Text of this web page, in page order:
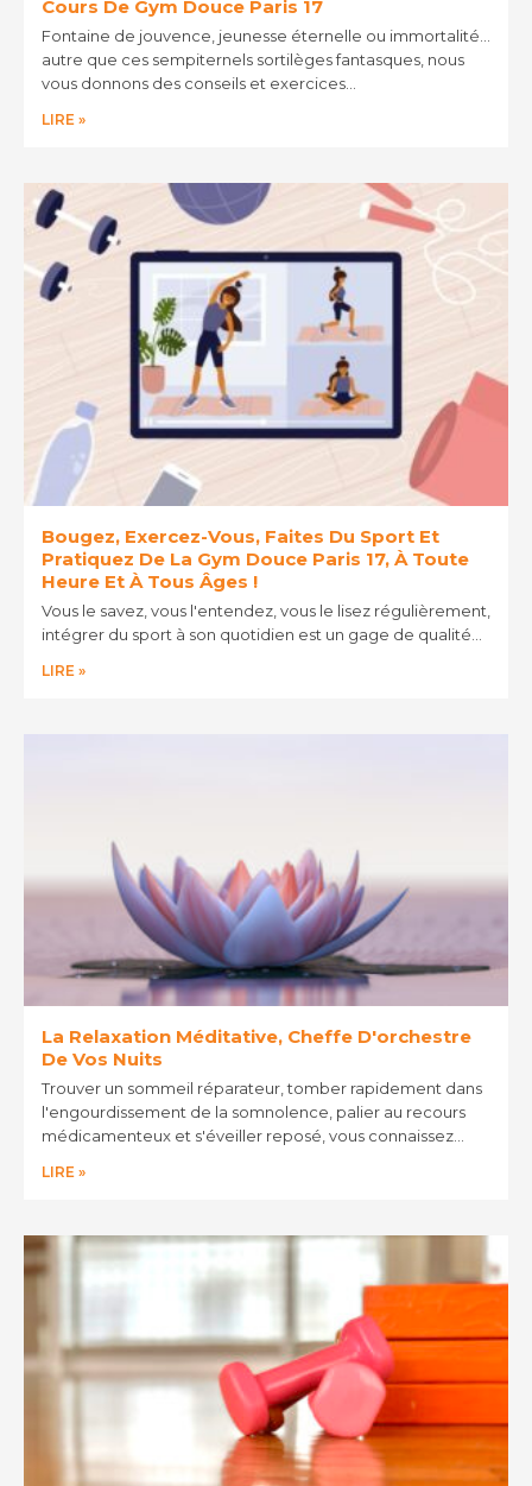
Cours De Gym Douce Paris 17
Fontaine de jouvence, jeunesse éternelle ou immortalité…
autre que ces sempiternels sortilèges fantasques, nous
vous donnons des conseils et exercices…
LIRE »
Bougez, Exercez-Vous, Faites Du Sport Et
Pratiquez De La Gym Douce Paris 17, À Toute
Heure Et À Tous Âges !
Vous le savez, vous l'entendez, vous le lisez régulièrement,
intégrer du sport à son quotidien est un gage de qualité…
LIRE »
La Relaxation Méditative, Cheffe D'orchestre
De Vos Nuits
Trouver un sommeil réparateur, tomber rapidement dans
l'engourdissement de la somnolence, palier au recours
médicamenteux et s'éveiller reposé, vous connaissez…
LIRE »